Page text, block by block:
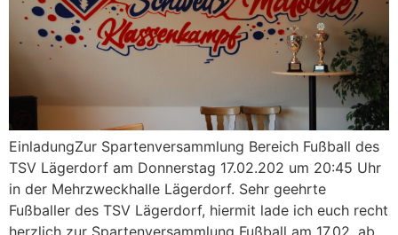
EinladungZur Spartenversammlung Bereich Fußball des
TSV Lägerdorf am Donnerstag 17.02.202 um 20:45 Uhr
in der Mehrzweckhalle Lägerdorf. Sehr geehrte
Fußballer des TSV Lägerdorf, hiermit lade ich euch recht
herzlich zur Spartenversammlung Fußball am 17.02, ab